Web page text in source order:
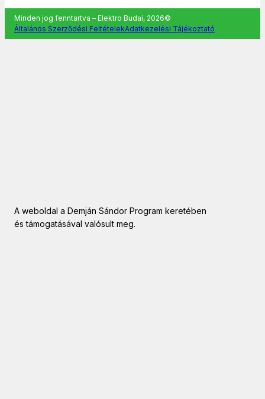
Minden jog fenntartva – Elektro Budai, 2026©
Általános Szerződési FeltételekAdatkezelési Tájékoztató
A weboldal a Demján Sándor Program keretében
és támogatásával valósult meg.